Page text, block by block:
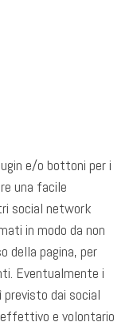
e/o bottoni per i
una facile
social network
in modo da non
della pagina, per
Eventualmente i
dai social
e volontario